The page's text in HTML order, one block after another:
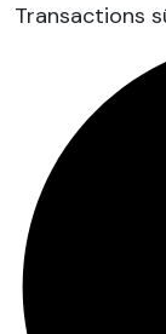
Transactions